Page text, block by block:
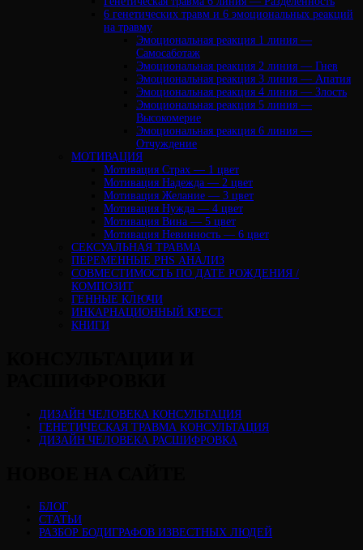
6 генетических травм и 6 эмоциональных реакций
на травму
Эмоциональная реакция 1 линия —
Самосаботаж
Эмоциональная реакция 2 линия — Гнев
Эмоциональная реакция 3 линия — Апатия
Эмоциональная реакция 4 линия — Злость
Эмоциональная реакция 5 линия —
Высокомерие
Эмоциональная реакция 6 линия —
Отчуждение
МОТИВАЦИЯ
Мотивация Страх — 1 цвет
Мотивация Надежда — 2 цвет
Мотивация Желание — 3 цвет
Мотивация Нужда — 4 цвет
Мотивация Вина — 5 цвет
Мотивация Невинность — 6 цвет
СЕКСУАЛЬНАЯ ТРАВМА
ПЕРЕМЕННЫЕ PHS АНАЛИЗ
CОВМЕСТИМОСТЬ ПО ДАТЕ РОЖДЕНИЯ /
КОМПОЗИТ
ГЕННЫЕ КЛЮЧИ
ИНКАРНАЦИОННЫЙ КРЕСТ
КНИГИ
ДИЗАЙН ЧЕЛОВЕКА КОНСУЛЬТАЦИЯ
ГЕНЕТИЧЕСКАЯ ТРАВМА КОНСУЛЬТАЦИЯ
ДИЗАЙН ЧЕЛОВЕКА РАСШИФРОВКА
БЛОГ
СТАТЬИ
РАЗБОР БОДИГРАФОВ ИЗВЕСТНЫХ ЛЮДЕЙ